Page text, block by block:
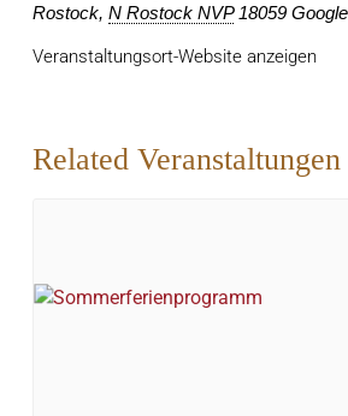
Rostock, N Rostock NVP 18059
Veranstaltungsort-Website anzeigen
Related Veranstaltungen